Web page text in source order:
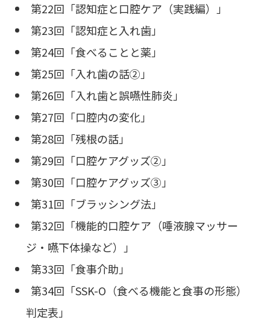
第22回「認知症と口腔ケア（実践編）」
第23回「認知症と入れ歯」
第24回「食べることと薬」
第25回「入れ歯の話②」
第26回「入れ歯と誤嚥性肺炎」
第27回「口腔内の変化」
第28回「残根の話」
第29回「口腔ケアグッズ②」
第30回「口腔ケアグッズ③」
第31回「ブラッシング法」
第32回「機能的口腔ケア（唾液腺マッサー
ジ・嚥下体操など）」
第33回「食事介助」
第34回「SSK-O（食べる機能と食事の形態）
判定表」